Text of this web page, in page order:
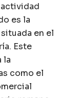
actividad
es la
en el
Este
la
como el